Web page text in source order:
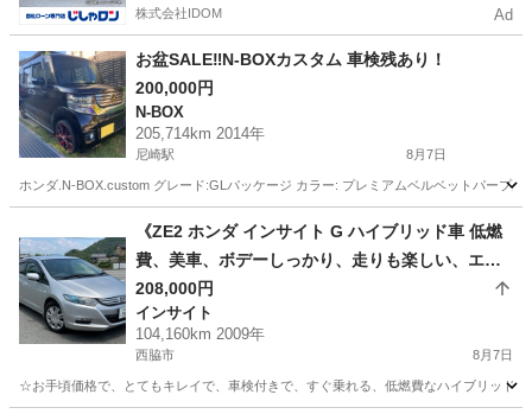
株式会社IDOM Ad
お盆SALE‼️N-BOXカスタム 車検残あり！
200,000円
N-BOX
205,714km 2014年
尼崎駅 8月7日
ホンダ.N-BOX.custom グレード:GLパッケージ カラー: プレミアムベルベットパープ
尼崎駅 N-BOX 車両
《ZE2 ホンダ インサイト G ハイブリッド車 低燃
費、美車、ボデーしっかり、走りも楽しい、エア
コンも良く冷えています！》☆ホンダディーラー
管理車両につき機関◎ 車検付き即乗り可！
208,000円
インサイト
104,160km 2009年
西脇市 8月7日
☆お手頃価格で、とてもキレイで、車検付きで、すぐ乗れる、低燃費なハイブリッド